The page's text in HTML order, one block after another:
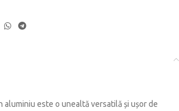
aluminiu este o unealtă versatilă și ușor de